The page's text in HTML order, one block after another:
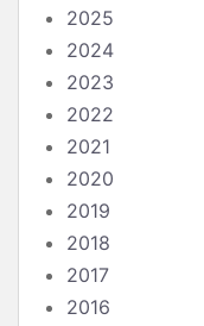
2025
2024
2023
2022
2021
2020
2019
2018
2017
2016